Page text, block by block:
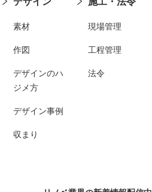
素材
作図
デザインのハ
ジメ方
デザイン事例
収まり
現場管理
工程管理
法令